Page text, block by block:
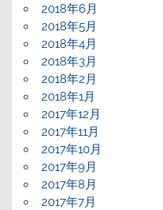
2018年6月
2018年5月
2018年4月
2018年3月
2018年2月
2018年1月
2017年12月
2017年11月
2017年10月
2017年9月
2017年8月
2017年7月